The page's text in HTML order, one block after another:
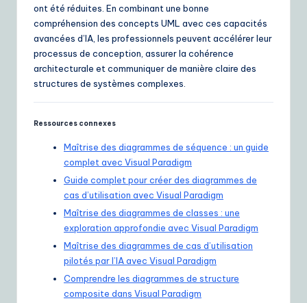
ont été réduites. En combinant une bonne
compréhension des concepts UML avec ces capacités
avancées d’IA, les professionnels peuvent accélérer leur
processus de conception, assurer la cohérence
architecturale et communiquer de manière claire des
structures de systèmes complexes.
Ressources connexes
Maîtrise des diagrammes de séquence : un guide
complet avec Visual Paradigm
Guide complet pour créer des diagrammes de
cas d’utilisation avec Visual Paradigm
Maîtrise des diagrammes de classes : une
exploration approfondie avec Visual Paradigm
Maîtrise des diagrammes de cas d’utilisation
pilotés par l’IA avec Visual Paradigm
Comprendre les diagrammes de structure
composite dans Visual Paradigm